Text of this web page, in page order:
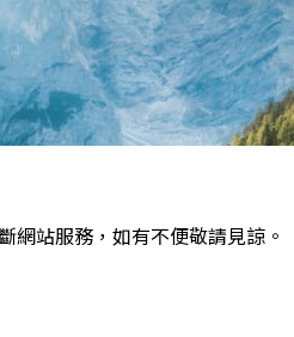
網站服務，如有不便敬請見諒。